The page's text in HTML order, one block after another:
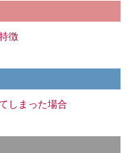
徴
しまった場合